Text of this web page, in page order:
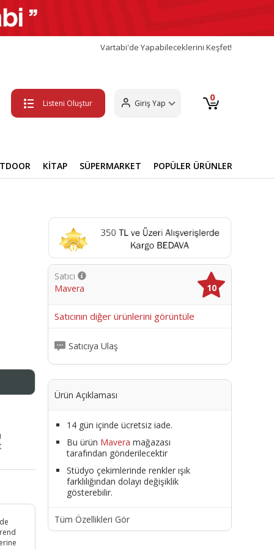
Vartabi'de Yapabileceklerini Keşfet!
Listeni Oluştur Giriş Yap 0
KİTAP SÜPERMARKET POPÜLER ÜRÜNLER
Satıcı
Mavera
10
Satıcının diğer ürünlerini görüntüle
Satıcıya Ulaş
Ürün Açıklaması
14 gün içinde ücretsiz iade.
Bu ürün Mavera mağazası
tarafından gönderilecektir
Stüdyo çekimlerinde renkler ışık
farklılığından dolayı değişiklik
gösterebilir.
Tüm Özellikleri Gör